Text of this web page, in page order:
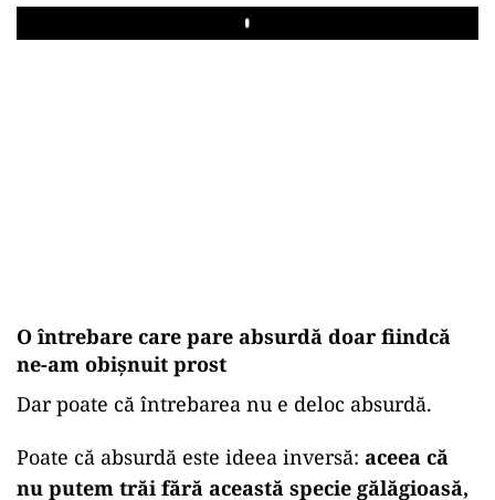
Play
O întrebare care pare absurdă doar fiindcă
ne-am obișnuit prost
Dar poate că întrebarea nu e deloc absurdă.
Poate că absurdă este ideea inversă: aceea că
nu putem trăi fără această specie gălăgioasă,